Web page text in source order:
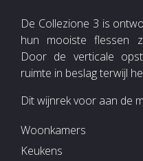
De Collezione 3 is
hun mooiste flessen
Door de verticale
ruimte in beslag terwijl
Dit wijnrek voor aan de
Woonkamers
Keukens